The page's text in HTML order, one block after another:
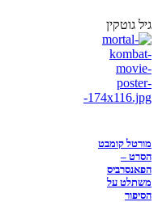
גיל גוטקין
מורטל קומבט
הסרט –
הפאנסרביס
משתלט על
הסיפור